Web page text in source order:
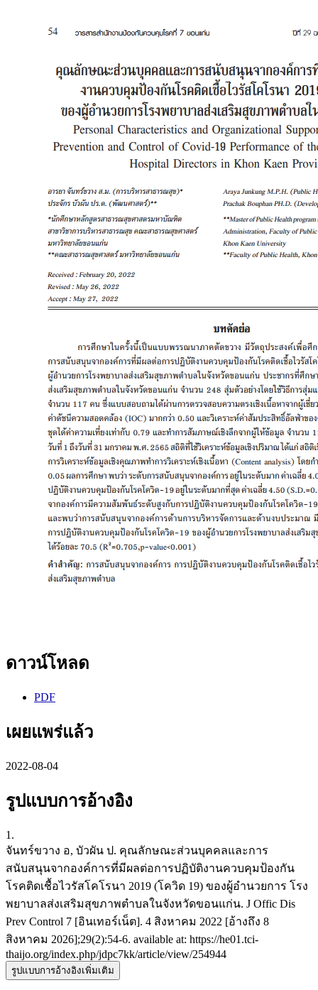
ดาวน์โหลด
PDF
เผยแพร่แล้ว
2022-08-04
รูปแบบการอ้างอิง
1.
จันทร์ขวาง อ, บัวผัน ป. คุณลักษณะส่วนบุคคลและการ
สนับสนุนจากองค์การที่มีผลต่อการปฏิบัติงานควบคุมป้องกัน
โรคติดเชื้อไวรัสโคโรนา 2019 (โควิด 19) ของผู้อำนวยการ โรง
พยาบาลส่งเสริมสุขภาพตำบลในจังหวัดขอนแก่น. J Offic Dis
Prev Control 7 [อินเทอร์เน็ต]. 4 สิงหาคม 2022 [อ้างถึง 8
สิงหาคม 2026];29(2):54-6. available at: https://he01.tci-
thaijo.org/index.php/jdpc7kk/article/view/254944
รูปแบบการอ้างอิงเพิ่มเติม